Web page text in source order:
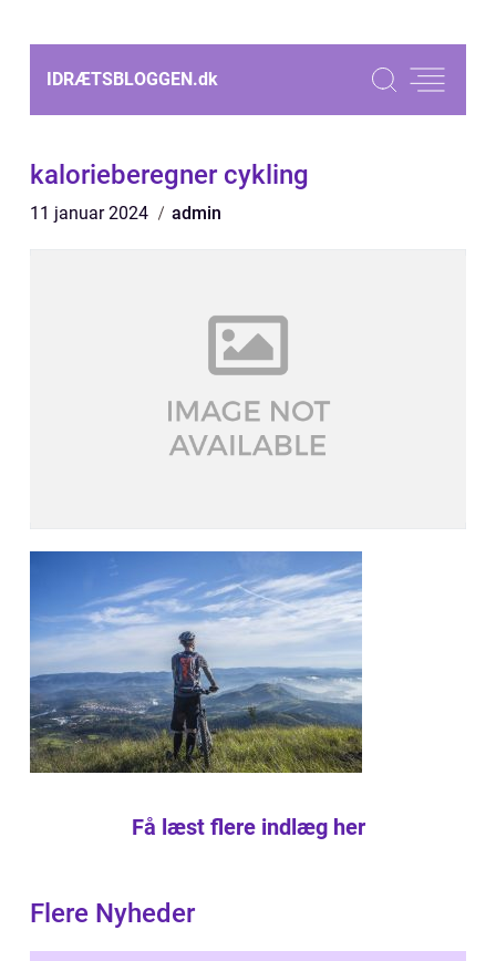
IDRÆTSBLOGGEN.dk
kalorieberegner cykling
11 januar 2024 admin
Få læst flere indlæg her
Flere Nyheder